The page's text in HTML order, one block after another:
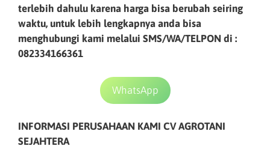
terlebih dahulu karena harga bisa berubah seiring
waktu, untuk lebih lengkapnya anda bisa
menghubungi kami melalui SMS/WA/TELPON di :
082334166361
WhatsApp
INFORMASI PERUSAHAAN KAMI CV AGROTANI
SEJAHTERA